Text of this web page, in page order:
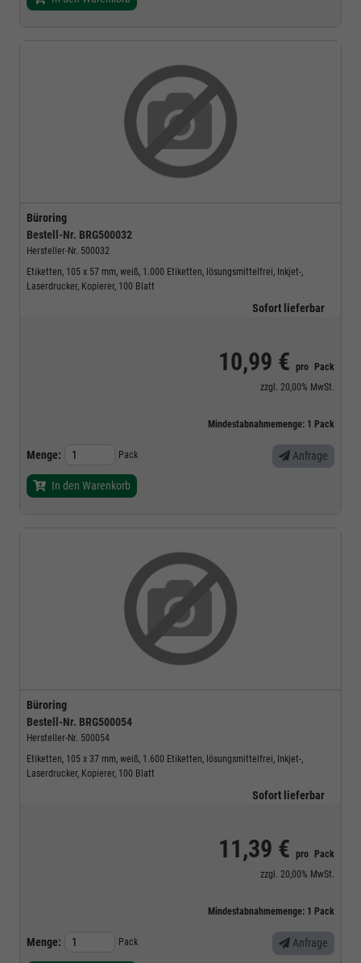
Büroring
Bestell-Nr. BRG500032
Hersteller-Nr. 500032
Etiketten, 105 x 57 mm, weiß, 1.000 Etiketten, lösungsmittelfrei, Inkjet-,
Laserdrucker, Kopierer, 100 Blatt
Sofort lieferbar
10,99 € pro
Pack
zzgl. 20,00% MwSt.
Mindestabnahmemenge: 1 Pack
Menge: Pack Anfrage
In den Warenkorb
Büroring
Bestell-Nr. BRG500054
Hersteller-Nr. 500054
Etiketten, 105 x 37 mm, weiß, 1.600 Etiketten, lösungsmittelfrei, Inkjet-,
Laserdrucker, Kopierer, 100 Blatt
Sofort lieferbar
11,39 € pro
Pack
zzgl. 20,00% MwSt.
Mindestabnahmemenge: 1 Pack
Menge: Pack Anfrage